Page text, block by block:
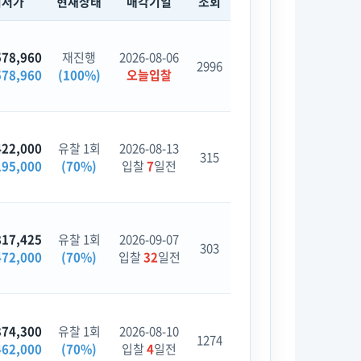
재진행
(100%)
2026-08-06
오늘입찰
2996
유찰 1회
(70%)
2026-08-13
입찰7일전 315
유찰 1회
(70%)
2026-09-07
입찰32일전 303
유찰 1회
(70%)
2026-08-10
입찰4일전 1274